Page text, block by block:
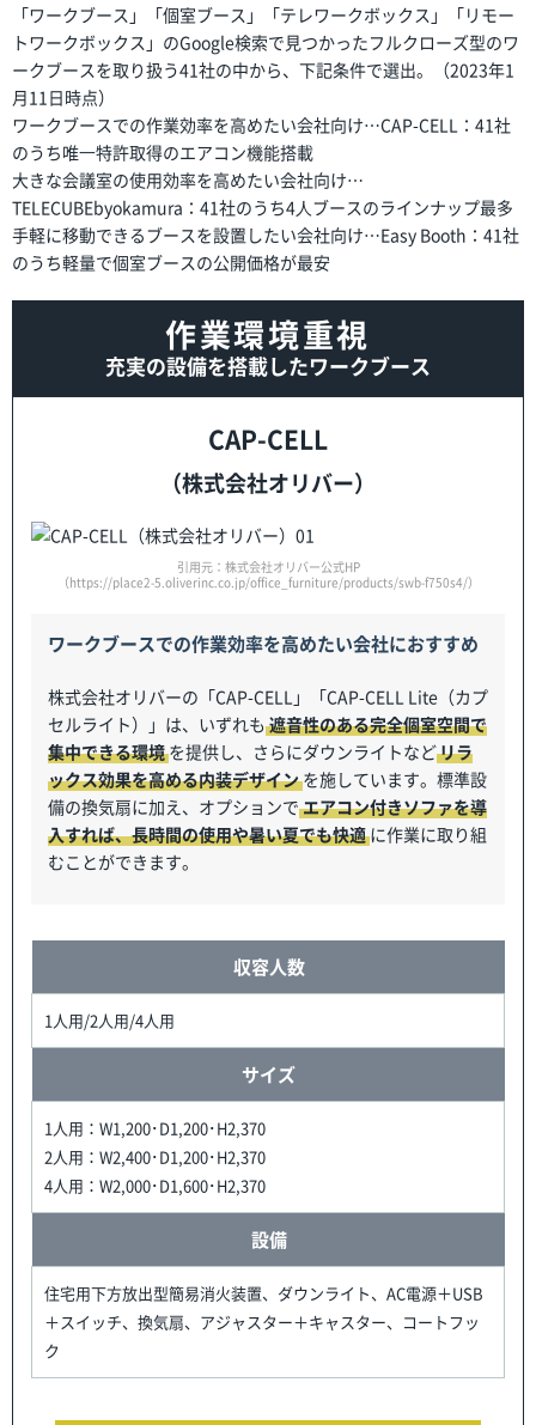
「ワークブース」「個室ブース」「テレワークボックス」「リモー
トワークボックス」のGoogle検索で見つかったフルクローズ型のワ
ークブースを取り扱う41社の中から、下記条件で選出。（2023年1
月11日時点）
ワークブースでの作業効率を高めたい会社向け…CAP-CELL：41社
のうち唯⼀特許取得のエアコン機能搭載
大きな会議室の使用効率を高めたい会社向け…
TELECUBEbyokamura：41社のうち4⼈ブースのラインナップ最多
手軽に移動できるブースを設置したい会社向け…Easy Booth：41社
のうち軽量で個室ブースの公開価格が最安
作業環境重視
充実の設備を搭載したワークブース
CAP-CELL
（株式会社オリバー）
引用元：株式会社オリバー公式HP
（https://place2-5.oliverinc.co.jp/office_furniture/products/swb-f750s4/）
ワークブースでの作業効率を高めたい会社におすすめ
株式会社オリバーの「CAP-CELL」「CAP-CELL Lite（カプ
セルライト）」は、いずれも 遮音性のある完全個室空間で
集中できる環境を提供し、さらにダウンライトなどリラ
ックス効果を高める内装デザインを施しています。標準設
備の換気扇に加え、オプションでエアコン付きソファを導
入すれば、長時間の使用や暑い夏でも快適に作業に取り組
むことができます。
収容人数
1人用/2人用/4人用
サイズ
1人用：W1,200･D1,200･H2,370
2人用：W2,400･D1,200･H2,370
4人用：W2,000･D1,600･H2,370
設備
住宅用下方放出型簡易消火装置、ダウンライト、AC電源＋USB
＋スイッチ、換気扇、アジャスター＋キャスター、コートフッ
ク